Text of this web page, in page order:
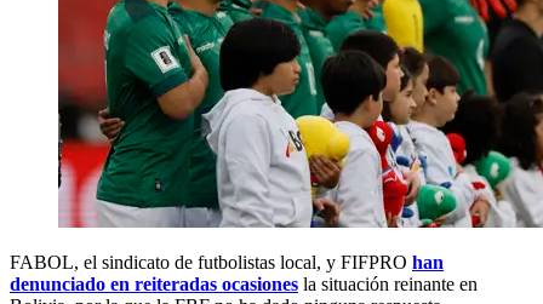
FABOL, el sindicato de futbolistas local, y FIFPRO han
denunciado en reiteradas ocasiones la situación reinante en